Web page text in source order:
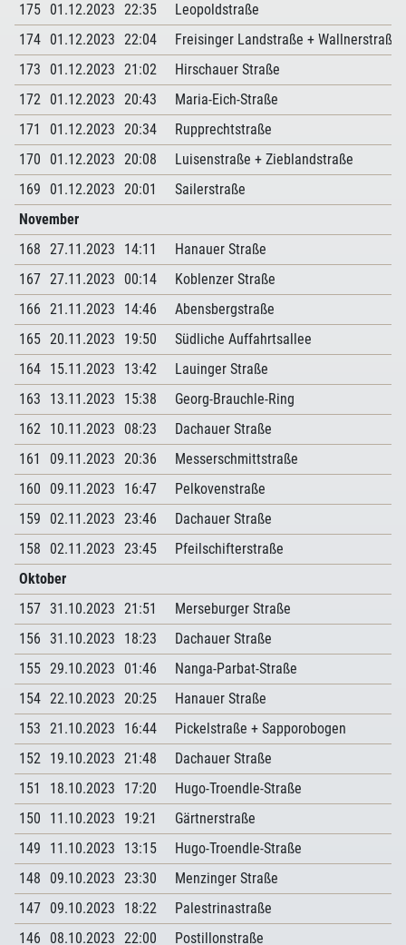
175 01.12.2023 22:35
Leopoldstraße
174 01.12.2023 22:04
Freisinger Landstraße + Wallnerstraße
173
01.12.2023 21:02
Hirschauer Straße
172 01.12.2023 20:43
Maria-Eich-Straße
171
01.12.2023 20:34
Rupprechtstraße
170
01.12.2023 20:08
Luisenstraße + Zieblandstraße
169
01.12.2023 20:01
Sailerstraße
November
168 27.11.2023 14:11
Hanauer Straße
167 27.11.2023 00:14
Koblenzer Straße
166 21.11.2023 14:46
Abensbergstraße
165 20.11.2023 19:50
Südliche Auffahrtsallee
164 15.11.2023 13:42
Lauinger Straße
163
13.11.2023 15:38
Georg-Brauchle-Ring
162 10.11.2023 08:23
Dachauer Straße
161
09.11.2023 20:36
Messerschmittstraße
160
09.11.2023 16:47
Pelkovenstraße
159
02.11.2023 23:46
Dachauer Straße
158
02.11.2023 23:45
Pfeilschifterstraße
Oktober
157 31.10.2023 21:51
Merseburger Straße
156 31.10.2023 18:23
Dachauer Straße
155 29.10.2023 01:46
Nanga-Parbat-Straße
154 22.10.2023 20:25
Hanauer Straße
153 21.10.2023 16:44
Pickelstraße + Sapporobogen
152 19.10.2023 21:48
Dachauer Straße
151
18.10.2023 17:20
Hugo-Troendle-Straße
150
11.10.2023 19:21
Gärtnerstraße
149
11.10.2023 13:15
Hugo-Troendle-Straße
148
09.10.2023 23:30
Menzinger Straße
147 09.10.2023 18:22
Palestrinastraße
146
08.10.2023 22:00 Postillonstraße